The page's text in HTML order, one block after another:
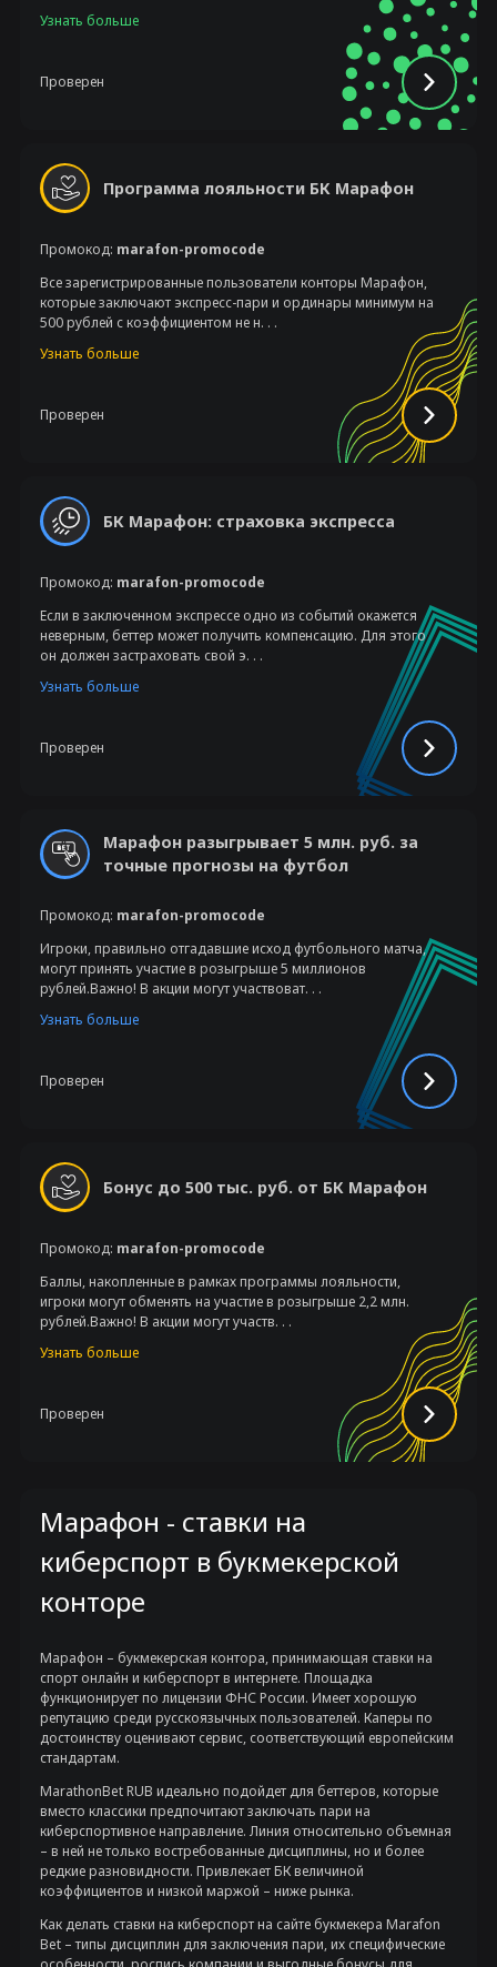
Узнать больше
Проверен
Программа лояльности БК Марафон
Промокод: marafon-promocode
Все зарегистрированные пользователи конторы Марафон,
которые заключают экспресс-пари и ординары минимум на
500 рублей с коэффициентом не н. . .
Узнать больше
Проверен
БК Марафон: страховка экспресса
Промокод: marafon-promocode
Если в заключенном экспрессе одно из событий окажется
неверным, беттер может получить компенсацию. Для этого
он должен застраховать свой э. . .
Узнать больше
Проверен
Марафон разыгрывает 5 млн. руб. за
точные прогнозы на футбол
Промокод: marafon-promocode
Игроки, правильно отгадавшие исход футбольного матча,
могут принять участие в розыгрыше 5 миллионов
рублей.Важно! В акции могут участвоват. . .
Узнать больше
Проверен
Бонус до 500 тыс. руб. от БК Марафон
Промокод: marafon-promocode
Баллы, накопленные в рамках программы лояльности,
игроки могут обменять на участие в розыгрыше 2,2 млн.
рублей.Важно! В акции могут участв. . .
Узнать больше
Проверен
Марафон - ставки на
киберспорт в букмекерской
конторе
Марафон – букмекерская контора, принимающая ставки на
спорт онлайн и киберспорт в интернете. Площадка
функционирует по лицензии ФНС России. Имеет хорошую
репутацию среди русскоязычных пользователей. Каперы по
достоинству оценивают сервис, соответствующий европейским
стандартам.
MarathonBet RUB идеально подойдет для беттеров, которые
вместо классики предпочитают заключать пари на
киберспортивное направление. Линия относительно объемная
– в ней не только востребованные дисциплины, но и более
редкие разновидности. Привлекает БК величиной
коэффициентов и низкой маржой – ниже рынка.
Как делать ставки на киберспорт на сайте букмекера Marafon
Bet – типы дисциплин для заключения пари, их специфические